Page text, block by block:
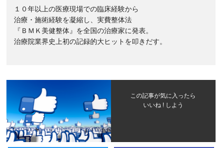
１０年以上の医療現場での臨床経験から
治療・施術経験を凝縮し、実費整体法
『ＢＭＫ美健整体』を全国の治療家に発表。
治療院業界史上初の記録的大ヒットを叩きだす。
この記事が気に入ったら
いいね ! しよう